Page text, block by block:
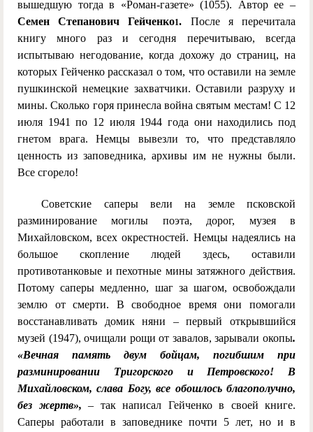
вышедшую тогда в «Роман-газете» (1055). Автор ее –
Семен Степанович Гейченко1. После я перечитала
книгу много раз и сегодня перечитываю, всегда
испытываю негодование, когда дохожу до страниц, на
которых Гейченко рассказал о том, что оставили на земле
пушкинской немецкие захватчики. Оставили разруху и
мины. Сколько горя принесла война святым местам! С 12
июля 1941 по 12 июля 1944 года они находились под
гнетом врага. Немцы вывезли то, что представляло
ценность из заповедника, архивы им не нужны были.
Все сгорело!
Советские саперы вели на земле псковской
разминирование могилы поэта, дорог, музея в
Михайловском, всех окрестностей. Немцы надеялись на
большое скопление людей здесь, оставили
противотанковые и пехотные мины затяжного действия.
Потому саперы медленно, шаг за шагом, освобождали
землю от смерти. В свободное время они помогали
восстанавливать домик няни – первый открывшийся
музей (1947), очищали рощи от завалов, зарывали окопы.
«Вечная память двум бойцам, погибшим при
разминировании Тригорского и Петровского! В
Михайловском, слава Богу, все обошлось благополучно,
без жертв», – так написал Гейченко в своей книге.
Саперы работали в заповеднике почти 5 лет, но и в